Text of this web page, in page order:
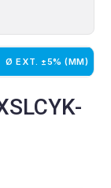
Ø EXT. ±5% (MM)